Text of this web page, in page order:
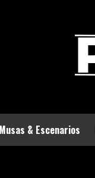
Musas & Escenarios